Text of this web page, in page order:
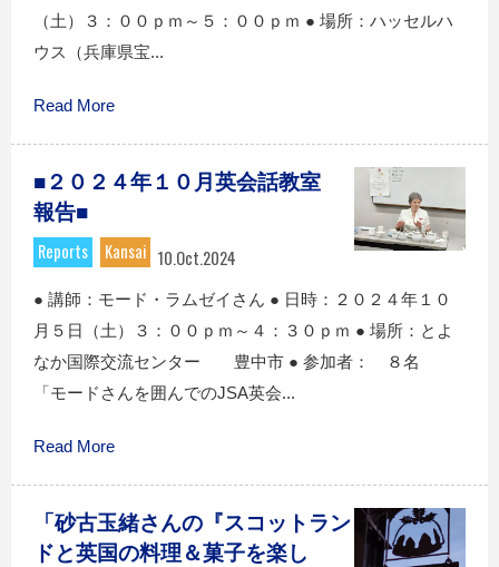
（土）３：００ｐｍ～５：００ｐｍ ● 場所：ハッセルハ
ウス（兵庫県宝...
Read More
■２０２４年１０月英会話教室
報告■
Reports
Kansai 10.Oct.2024
● 講師：モード・ラムゼイさん ● 日時：２０２４年１０
月５日（土）３：００ｐｍ～４：３０ｐｍ ● 場所：とよ
なか国際交流センター 豊中市 ● 参加者： ８名
「モードさんを囲んでのJSA英会...
Read More
「砂古玉緒さんの『スコットラン
ドと英国の料理＆菓子を楽し